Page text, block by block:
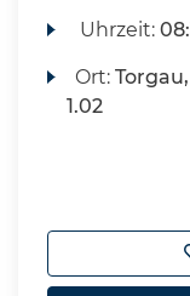
Uhrzeit:
Ort:
1.02